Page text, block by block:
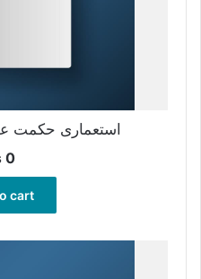
استعماری حکمت
0
cart